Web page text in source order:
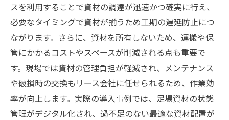
スを利用することで資材の調達が迅速かつ確実に行え、
必要なタイミングで資材が揃うため工期の遅延防止につ
ながります。さらに、資材を所有しないため、運搬や保
管にかかるコストやスペースが削減される点も重要で
す。現場では資材の管理負担が軽減され、メンテナンス
や破損時の交換もリース会社に任せられるため、作業効
率が向上します。実際の導入事例では、足場資材の状態
管理がデジタル化され、過不足のない最適な資材配置が